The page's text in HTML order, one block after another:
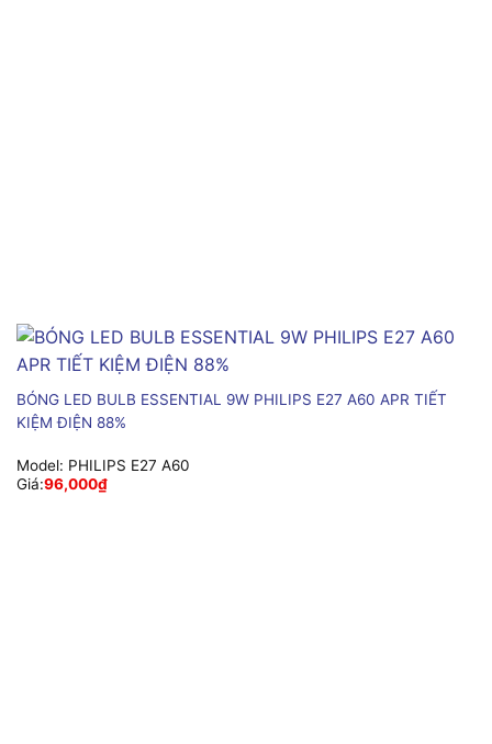
BÓNG LED BULB ESSENTIAL 9W PHILIPS E27 A60 APR TIẾT
KIỆM ĐIỆN 88%
Model: PHILIPS E27 A60
Giá:96,000₫